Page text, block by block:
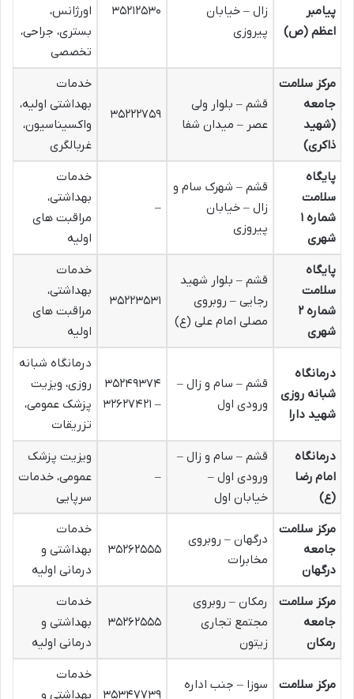
پیامبر
اعظم (ص)
زال – خیابان
پیروزی
۳۵۲۱۲۵۳۰
اورژانس،
بستری، جراحی،
تخصصی
مرکز سلامت
جامعه
(شهید
ذاکری)
قشم – بلوار ولی
عصر – میدان شفا
۳۵۲۲۲۷۵۹
خدمات
بهداشتی اولیه،
واکسیناسیون،
غربالگری
پایگاه
سلامت
شماره ۱
شهری
قشم – شهرک سام و
زال – خیابان
پیروزی
–
خدمات
بهداشتی،
مراقبت های
اولیه
پایگاه
سلامت
شماره ۲
شهری
قشم – بلوار شهید
رجایی – روبروی
مصلی امام علی (ع)
۳۵۲۲۳۵۳۱
خدمات
بهداشتی،
مراقبت های
اولیه
درمانگاه
شبانه روزی
شهید دارا
قشم – سام و زال –
ورودی اول
۳۵۲۴۹۳۷۴
– ۳۲۶۲۷۴۲۱
درمانگاه شبانه
روزی، ویزیت
پزشک عمومی،
تزریقات
درمانگاه
امام رضا
(ع)
قشم – سام و زال –
ورودی اول –
خیابان اول
–
ویزیت پزشک
عمومی، خدمات
سرپایی
مرکز سلامت
جامعه
درگهان
درگهان – روبروی
مخابرات
۳۵۲۶۲۵۵۵
خدمات
بهداشتی و
درمانی اولیه
مرکز سلامت
جامعه
رمکان
رمکان – روبروی
مجتمع تجاری
زیتون
۳۵۲۶۲۵۵۵
خدمات
بهداشتی و
درمانی اولیه
مرکز سلامت
سوزا – جنب اداره
۳۵۳۴۷۷۳۹
خدمات
بهداشتی و